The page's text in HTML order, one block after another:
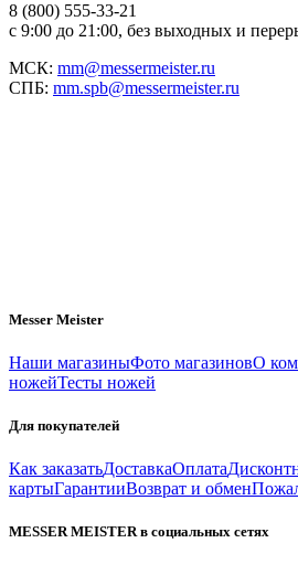
8 (800) 555-33-21
с 9:00 до 21:00, без выходных и
МСК: mm@messermeister.ru
СПБ: mm.spb@messermeister.ru
Messer Meister
Наши магазиныФото магазиновО
ножейТесты ножей
Для покупателей
Как заказатьДоставкаОплата
картыГарантииВозврат и обмен
MESSER MEISTER в социальных сетях